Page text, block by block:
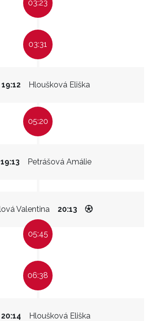
03:23
03:31
Hloušková Eliška
19:12
05:20
Petrášová Amálie
19:13
Valentina 20:13
05:45
06:38
Hloušková Eliška
20:14